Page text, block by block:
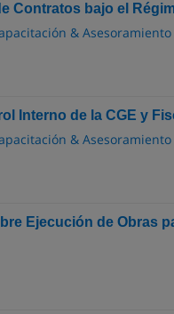
Contratos bajo el
&
Interno de la CGE y
&
Ejecución de Obras